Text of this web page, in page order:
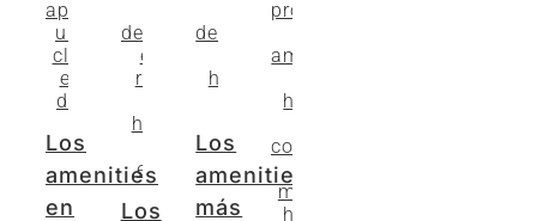
Los
amenities
en
Los
Los
amenities
más